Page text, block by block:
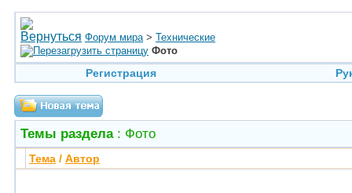
Форум мира > Технические
Фото
Регистрация
Темы раздела: Фото
Тема / Автор